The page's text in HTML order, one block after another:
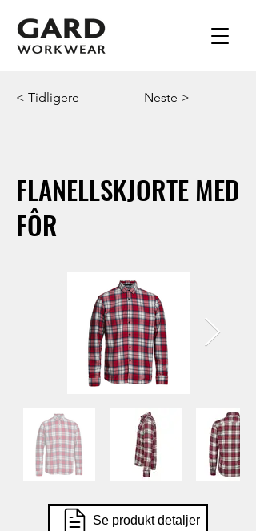
< Tidligere Neste >
FLANELLSKJORTE MED
FÔR
Se produkt detaljer